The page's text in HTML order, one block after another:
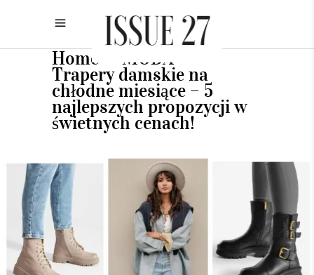
Home MODA
Trapery damskie na
chłodne miesiące – 5
najlepszych propozycji w
świetnych cenach!